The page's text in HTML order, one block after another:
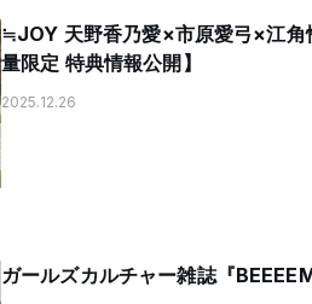
≒JOY 天野香乃愛×市原愛弓×江角
量限定 特典情報公開】
2025.12.26
ガールズカルチャー雑誌『